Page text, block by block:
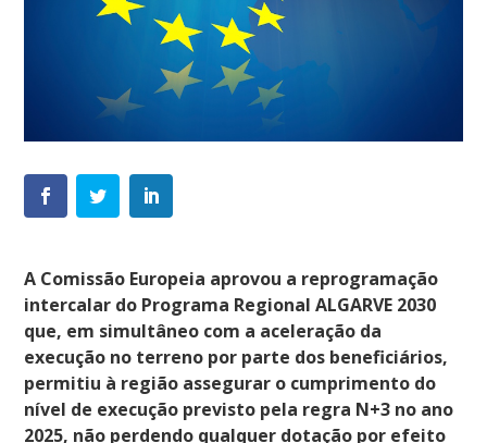
A Comissão Europeia aprovou a reprogramação
intercalar do Programa Regional ALGARVE 2030
que, em simultâneo com a aceleração da
execução no terreno por parte dos beneficiários,
permitiu à região assegurar o cumprimento do
nível de execução previsto pela regra N+3 no ano
2025, não perdendo qualquer dotação por efeito